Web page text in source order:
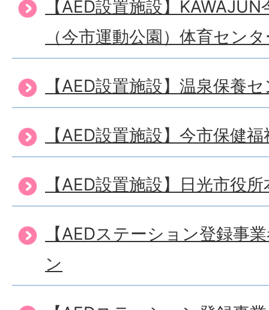
【AED設置施設】
（今市運動公園）体育セン
【AED設置施設】温泉保養
【AED設置施設】今市保健
【AED設置施設】日光市役
【AEDステーション登録事
ン